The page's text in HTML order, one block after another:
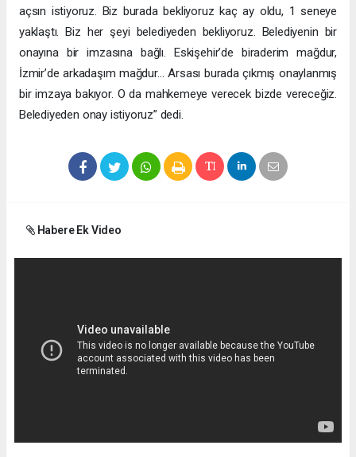
açsın istiyoruz. Biz burada bekliyoruz kaç ay oldu, 1 seneye
yaklaştı. Biz her şeyi belediyeden bekliyoruz. Belediyenin bir
onayına bir imzasına bağlı. Eskişehir’de biraderim mağdur,
İzmir’de arkadaşım mağdur… Arsası burada çıkmış onaylanmış
bir imzaya bakıyor. O da mahkemeye verecek bizde vereceğiz.
Belediyeden onay istiyoruz” dedi.
Habere Ek Video